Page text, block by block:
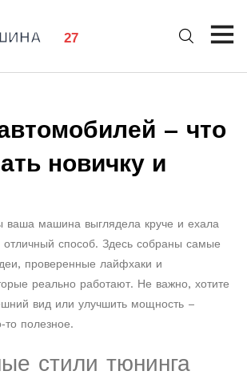
– что
новичку и
ваша машина выглядела круче и ехала
отличный способ. Здесь собраны самые
проверенные лайфхаки и
реально работают. Не важно, хотите
вид или улучшить мощность –
полезное.
стили тюнинга